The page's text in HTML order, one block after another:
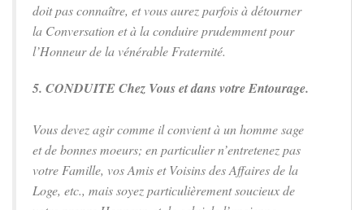
doit pas connaître, et vous aurez parfois à détourner
la Conversation et à la conduire prudemment pour
l’Honneur de la vénérable Fraternité.
5. CONDUITE Chez Vous et dans votre Entourage.
Vous devez agir comme il convient à un homme sage
et de bonnes moeurs; en particulier n’entretenez pas
votre Famille, vos Amis et Voisins des Affaires de la
Loge, etc., mais soyez particulièrement soucieux de